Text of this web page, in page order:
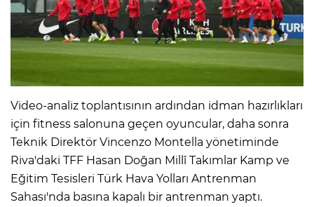
Video-analiz toplantısının ardından idman hazırlıkları
için fitness salonuna geçen oyuncular, daha sonra
Teknik Direktör Vincenzo Montella yönetiminde
Riva'daki TFF Hasan Doğan Millî Takımlar Kamp ve
Eğitim Tesisleri Türk Hava Yolları Antrenman
Sahası'nda basına kapalı bir antrenman yaptı.